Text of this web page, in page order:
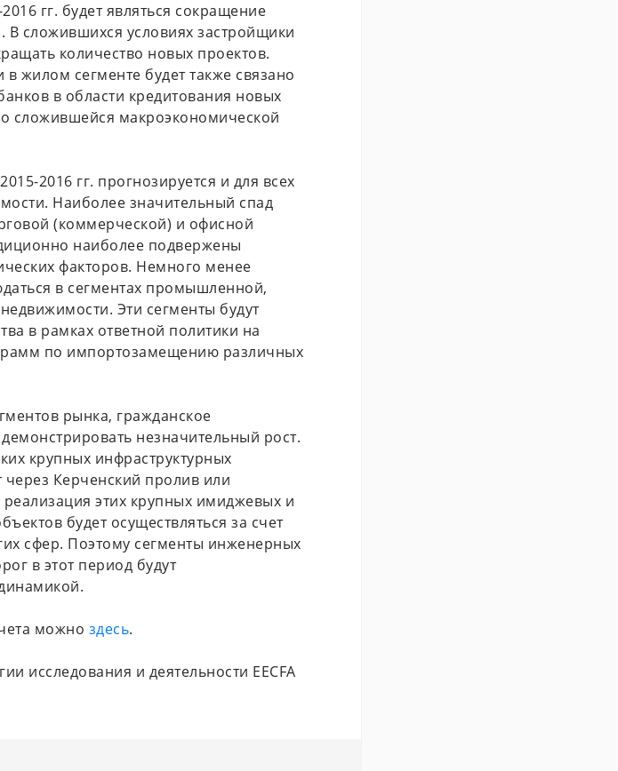
гг. будет являться сокращение
сложившихся условиях застройщики
количество новых проектов.
жилом сегменте будет также связано
в области кредитования новых
сложившейся макроэкономической
2016 гг. прогнозируется и для всех
Наиболее значительный спад
(коммерческой) и офисной
наиболее подвержены
факторов. Немного менее
в сегментах промышленной,
Эти сегменты будут
в рамках ответной политики на
по импортозамещению различных
рынка, гражданское
демонстрировать незначительный рост.
крупных инфраструктурных
через Керченский пролив или
этих крупных имиджевых и
будет осуществляться за счет
сфер. Поэтому сегменты инженерных
в этот период будут
можно здесь.
исследования и деятельности EECFA